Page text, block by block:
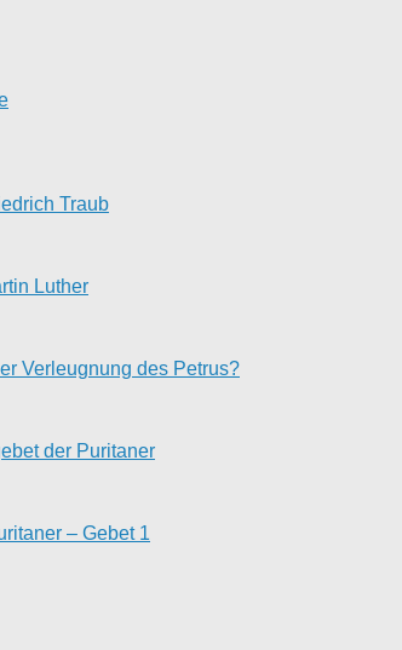
Traub
Luther
Verleugnung des Petrus?
der Puritaner
– Gebet 1